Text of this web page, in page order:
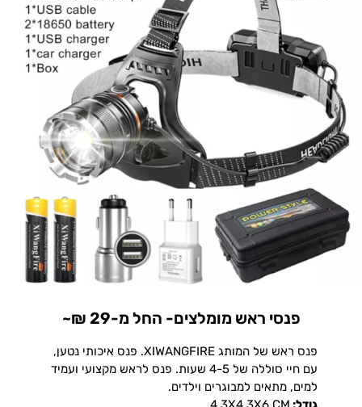
פנסי ראש מומלצים- החל מ-29 ₪~
פנס ראש של המותג XIWANGFIRE. פנס איכותי נטען,
עם חיי סוללה של 4-5 שעות. פנס לראש מקצועי ועמיד
למים, מתאים למבוגרים וילדים.